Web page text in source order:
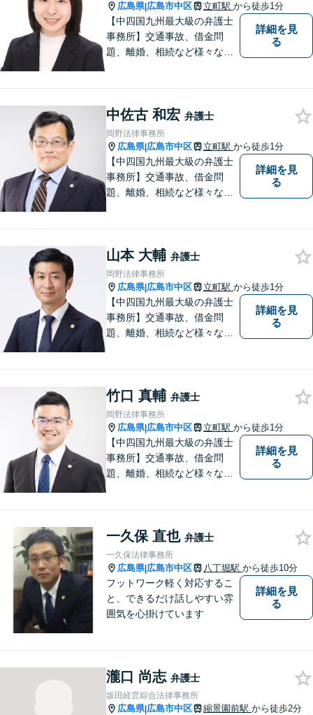
広島県|広島市中区 立町駅 から徒歩1分
【中四国九州最大級の弁護士
事務所】交通事故、借金問
題、離婚、相続など様々な問
い！
詳細を見
る
中佐古 和宏 弁護士
岡野法律事務所
広島県|広島市中区 立町駅 から徒歩1分
【中四国九州最大級の弁護士
事務所】交通事故、借金問
題、離婚、相続など様々な問
い！
詳細を見
る
山本 大輔 弁護士
岡野法律事務所
広島県|広島市中区 立町駅 から徒歩1分
【中四国九州最大級の弁護士
事務所】交通事故、借金問
題、離婚、相続など様々な問
い！
詳細を見
る
竹口 真輔 弁護士
岡野法律事務所
広島県|広島市中区 立町駅 から徒歩1分
【中四国九州最大級の弁護士
事務所】交通事故、借金問
題、離婚、相続など様々な問
い！
詳細を見
る
一久保 直也 弁護士
一久保法律事務所
広島県|広島市中区 八丁堀駅 から徒歩10分
フットワーク軽く対応するこ
と、できるだけ話しやすい雰
囲気を心掛けています
詳細を見
る
瀧口 尚志 弁護士
坂田経営綜合法律事務所
広島県|広島市中区 縮景園前駅 から徒歩2分